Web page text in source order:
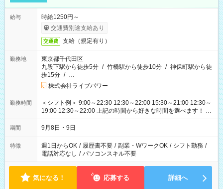
給与
時給1250円～
交通費別途支給あり
交通費 支給（規定有り）
勤務地
東京都千代田区
九段下駅から徒歩5分 / 竹橋駅から徒歩10分 / 神保町駅から徒
歩15分 / …
株式会社ライブパワー
勤務時間
＜シフト例＞ 9:00～22:30 12:30～22:00 15:30～21:00 12:30～
19:00 12:30～22:00 上記の時間から好きな時間を選べます！ ※
時間は変更となる可能性があります
期間 9月8日・9日
特徴 週1日からOK / 履歴書不要 / 副業・WワークOK / シフト勤務 /
電話対応なし / パソコンスキル不要
気になる！ 応募する 詳細へ